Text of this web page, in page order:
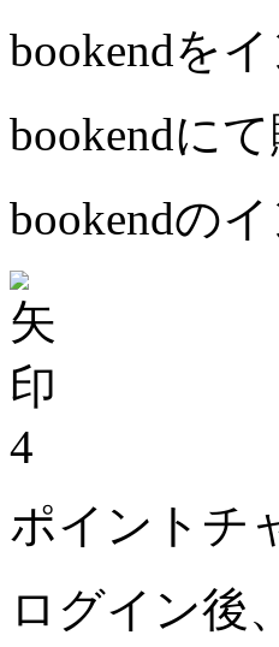
bookendを
bookendに
bookendの
4
ポイントチ
ログイン後